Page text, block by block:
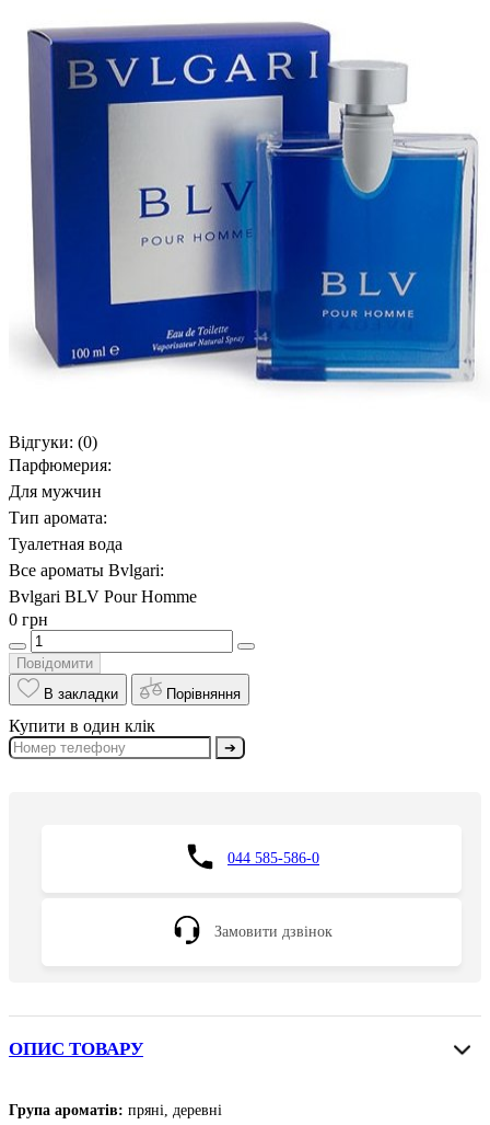
Відгуки: (0)
Парфюмерия:
Для мужчин
Тип аромата:
Туалетная вода
Все ароматы Bvlgari:
Bvlgari BLV Pour Homme
0 грн
Повідомити
В закладки
Порівняння
Купити в один клік
➔
044 585-586-0
Замовити дзвінок
ОПИС ТОВАРУ
Група ароматів: пряні, деревні